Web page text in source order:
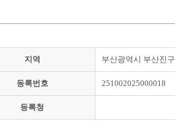
지역 부산광역시 부산진구
등록번호 251002025000018
등록청